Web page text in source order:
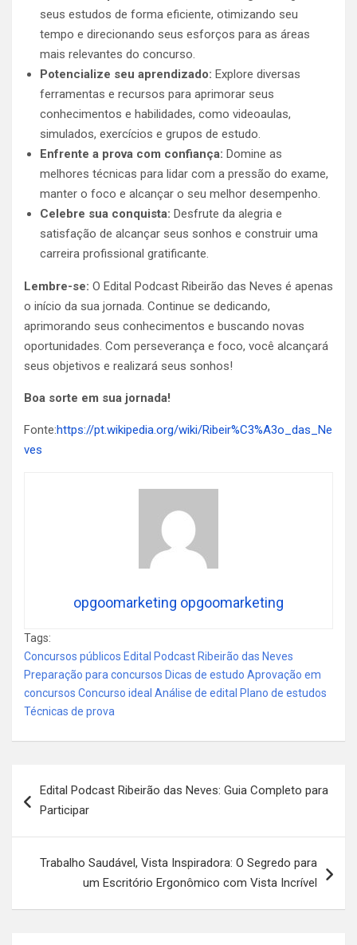
seus estudos de forma eficiente, otimizando seu
tempo e direcionando seus esforços para as áreas
mais relevantes do concurso.
Potencialize seu aprendizado: Explore diversas
ferramentas e recursos para aprimorar seus
conhecimentos e habilidades, como videoaulas,
simulados, exercícios e grupos de estudo.
Enfrente a prova com confiança: Domine as
melhores técnicas para lidar com a pressão do exame,
manter o foco e alcançar o seu melhor desempenho.
Celebre sua conquista: Desfrute da alegria e
satisfação de alcançar seus sonhos e construir uma
carreira profissional gratificante.
Lembre-se: O Edital Podcast Ribeirão das Neves é apenas
o início da sua jornada. Continue se dedicando,
aprimorando seus conhecimentos e buscando novas
oportunidades. Com perseverança e foco, você alcançará
seus objetivos e realizará seus sonhos!
Boa sorte em sua jornada!
Fonte:https://pt.wikipedia.org/wiki/Ribeir%C3%A3o_das_Ne
ves
opgoomarketing opgoomarketing
Tags:
Concursos públicos Edital Podcast Ribeirão das Neves
Preparação para concursos Dicas de estudo Aprovação em
concursos Concurso ideal Análise de edital Plano de estudos
Técnicas de prova
de
Edital Podcast Ribeirão das Neves: Guia Completo para
Participar
Trabalho Saudável, Vista Inspiradora: O Segredo para
um Escritório Ergonômico com Vista Incrível